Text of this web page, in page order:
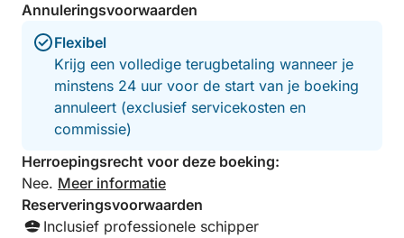
Annuleringsvoorwaarden
Flexibel
Krijg een volledige terugbetaling wanneer je
minstens 24 uur voor de start van je boeking
annuleert (exclusief servicekosten en
commissie)
Herroepingsrecht voor deze boeking:
Nee. Meer informatie
Reserveringsvoorwaarden
Inclusief professionele schipper